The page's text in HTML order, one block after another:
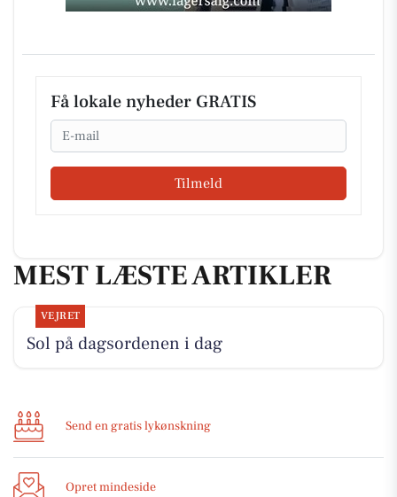
Få lokale nyheder GRATIS
Email
Tilmeld
MEST LÆSTE ARTIKLER
VEJRET
Sol på dagsordenen i dag
Send en gratis lykønskning
Opret mindeside